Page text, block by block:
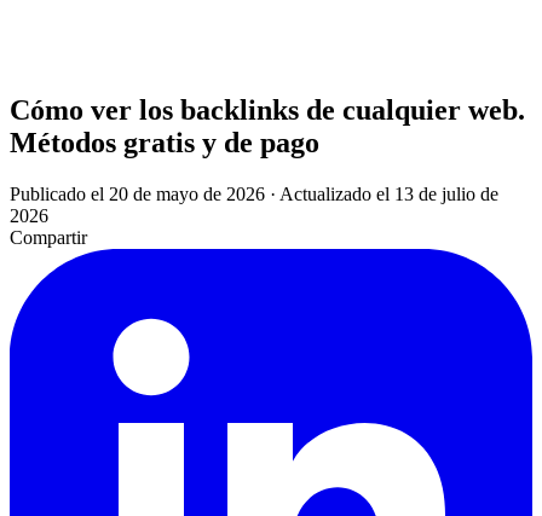
Cómo ver los backlinks de cualquier web.
Métodos gratis y de pago
Publicado el 20 de mayo de 2026 · Actualizado el 13 de julio de
2026
Compartir